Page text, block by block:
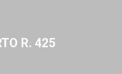
R. 425